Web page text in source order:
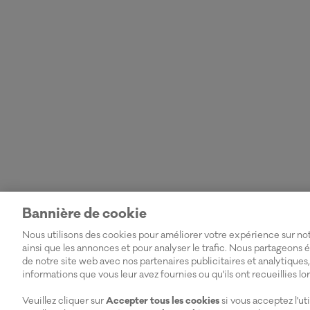
Bannière de cookie
Nous utilisons des cookies pour améliorer votre expérience sur
ainsi que les annonces et pour analyser le trafic. Nous
de notre site web avec nos partenaires publicitaires et
informations que vous leur avez fournies ou qu'ils ont recueillies
Veuillez cliquer surAccepter tous les cookiessi vous acceptez